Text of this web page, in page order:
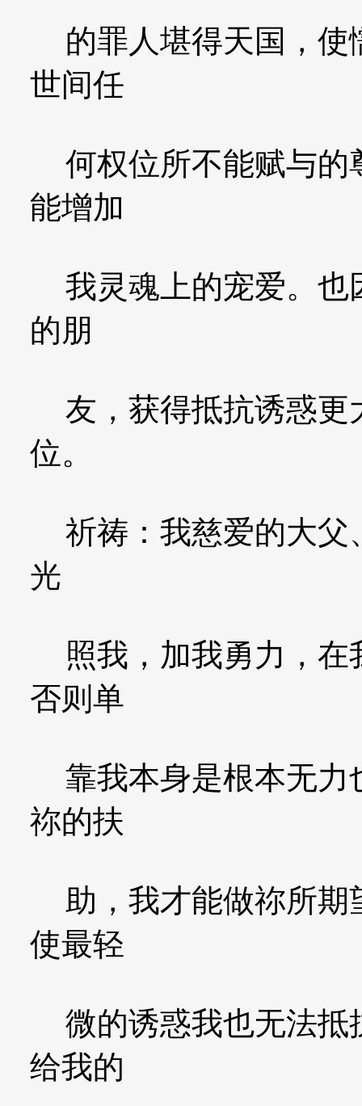
的罪人堪得天国，使
世间任
何权位所不能赋与的
能增加
我灵魂上的宠爱。也
的朋
友，获得抵抗诱惑更
位。
祈祷：我慈爱的大父
光
照我，加我勇力，在
否则单
靠我本身是根本无力
祢的扶
助，我才能做祢所期
使最轻
微的诱惑我也无法抵
给我的